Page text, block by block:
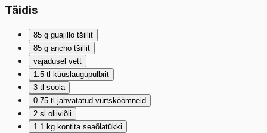
Täidis
85 g guajillo tšillit
85 g ancho tšillit
vajadusel vett
1.5 tl küüslaugupulbrit
3 tl soola
0.75 tl jahvatatud vürtsköömneid
2 sl oliiviõli
1.1 kg kontita seaõlatükki